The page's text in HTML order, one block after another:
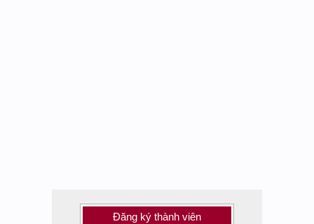
Đăng ký thành viên